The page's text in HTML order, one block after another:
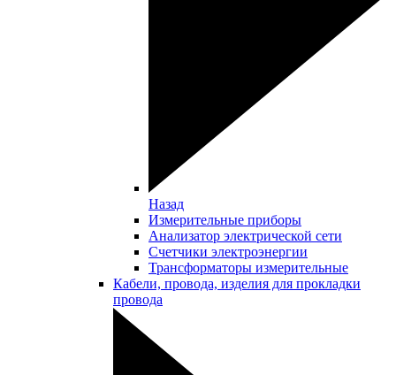
Назад
Измерительные приборы
Анализатор электрической сети
Счетчики электроэнергии
Трансформаторы измерительные
Кабели, провода, изделия для прокладки
провода